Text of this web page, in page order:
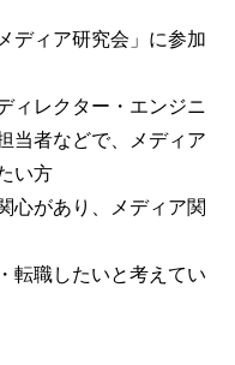
ディア研究会」に参加
ィレクター・エンジニ
当者などで、メディア
い方
心があり、メディア関
転職したいと考えてい